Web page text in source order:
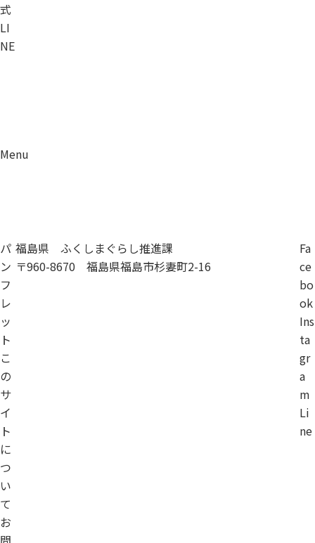
式
LI
NE
Menu
パ
ン
フ
レ
ッ
ト
こ
の
サ
イ
ト
に
つ
い
て
お
福島県 ふくしまぐらし推進課
〒960-8670 福島県福島市杉妻町2-16
Fa
ce
bo
ok
Ins
ta
gr
a
m
Li
ne